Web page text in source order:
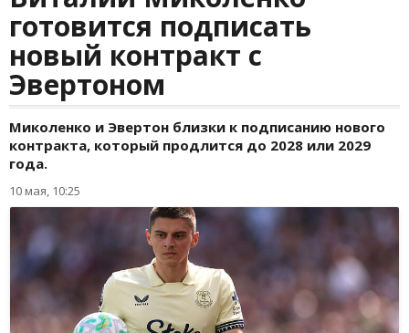
готовится подписать
новый контракт с
Эвертоном
Миколенко и Эвертон близки к подписанию нового
контракта, который продлится до 2028 или 2029
года.
10 мая, 10:25